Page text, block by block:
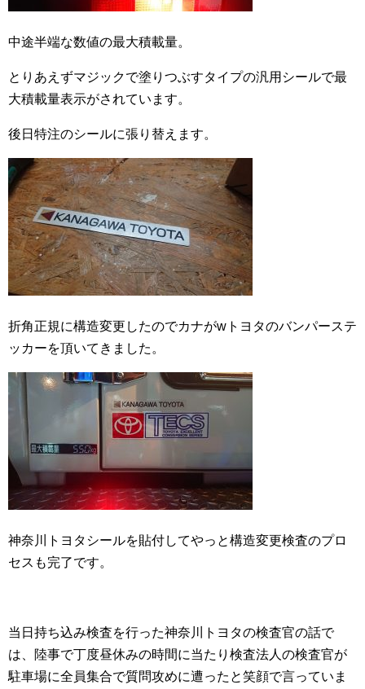
中途半端な数値の最大積載量。
とりあえずマジックで塗りつぶすタイプの汎用シールで最
大積載量表示がされています。
後日特注のシールに張り替えます。
折角正規に構造変更したのでカナがwトヨタのバンパーステ
ッカーを頂いてきました。
神奈川トヨタシールを貼付してやっと構造変更検査のプロ
セスも完了です。
当日持ち込み検査を行った神奈川トヨタの検査官の話で
は、陸事で丁度昼休みの時間に当たり検査法人の検査官が
駐車場に全員集合で質問攻めに遭ったと笑顔で言っていま